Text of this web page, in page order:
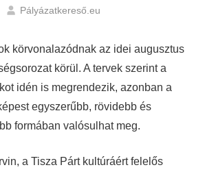
Pályázatkereső.eu
körvonalazódnak az idei augusztus
körül. A tervek szerint a
idén is megrendezik, azonban a
egyszerűbb, rövidebb és
formában valósulhat meg.
a Tisza Párt kultúráért felelős